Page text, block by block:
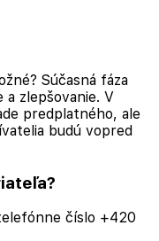
Súčasná fáza
zlepšovanie. V
predplatného, ale
budú vopred
číslo +420